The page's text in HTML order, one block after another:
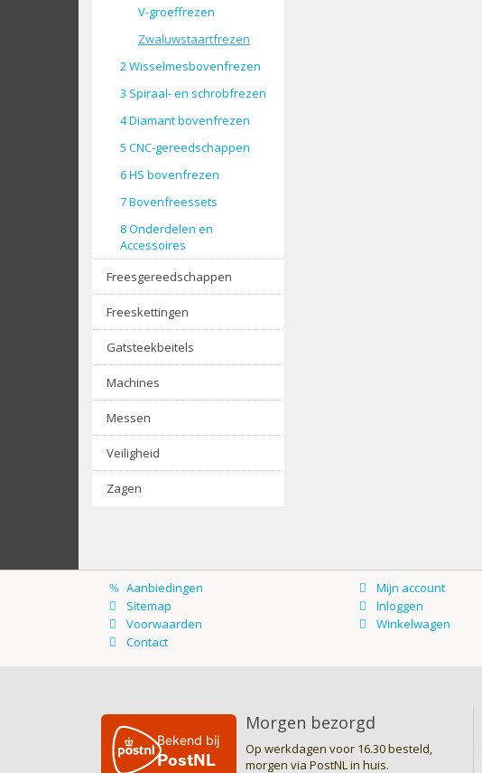
V-groeffrezen
Zwaluwstaartfrezen
2 Wisselmesbovenfrezen
3 Spiraal- en schrobfrezen
4 Diamant bovenfrezen
5 CNC-gereedschappen
6 HS bovenfrezen
7 Bovenfreessets
8 Onderdelen en
Accessoires
Freesgereedschappen
Freeskettingen
Gatsteekbeitels
Machines
Messen
Veiligheid
Zagen
Morgen bezorgd
Op werkdagen voor 16.30 besteld,
morgen via PostNL in huis.